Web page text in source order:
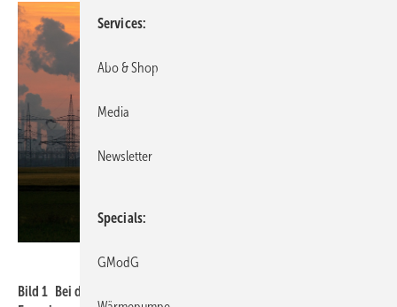
Bild 1 Bei der Energiewende sind der jährliche Anteil erneuerbarer
Services
Abo & Shop
Media
Newsletter
Specials
GModG